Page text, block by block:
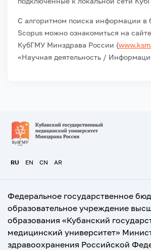
С алгоритмом поиска информации в
Scopus можно ознакомиться на
КубГМУ Минздрава России (
«Научная деятельность /
RU EN CN AR
Федеральное государственное
образовательное учреждение
образования «Кубанский
медицинский университет»
здравоохранения Российской